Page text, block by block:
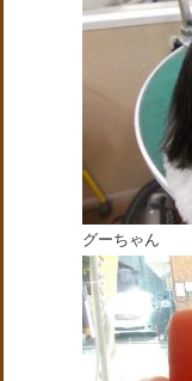
グーちゃん